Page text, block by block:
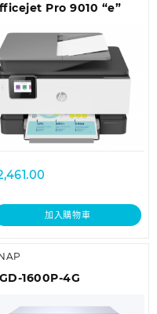
Pro 9010 “e”
加入購物車
1600P-4G